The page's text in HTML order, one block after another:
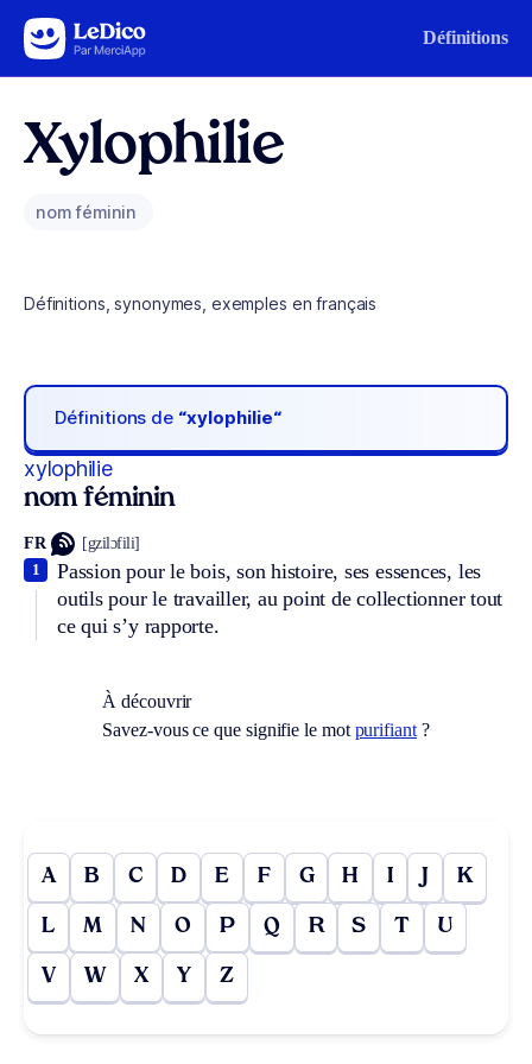
Aller au contenu Définitions
Xylophilie
nom féminin
Définitions, synonymes, exemples en français
Définitions de “xylophilie“
xylophilie
nom féminin
FR [gzilɔfili]
Passion pour le bois, son histoire, ses essences, les
outils pour le travailler, au point de collectionner tout
ce qui s’y rapporte.
1
À découvrir
Savez-vous ce que signifie le mot purifiant?
A B C D E F G H I J K
L M N O P Q R S T U
V W X Y Z